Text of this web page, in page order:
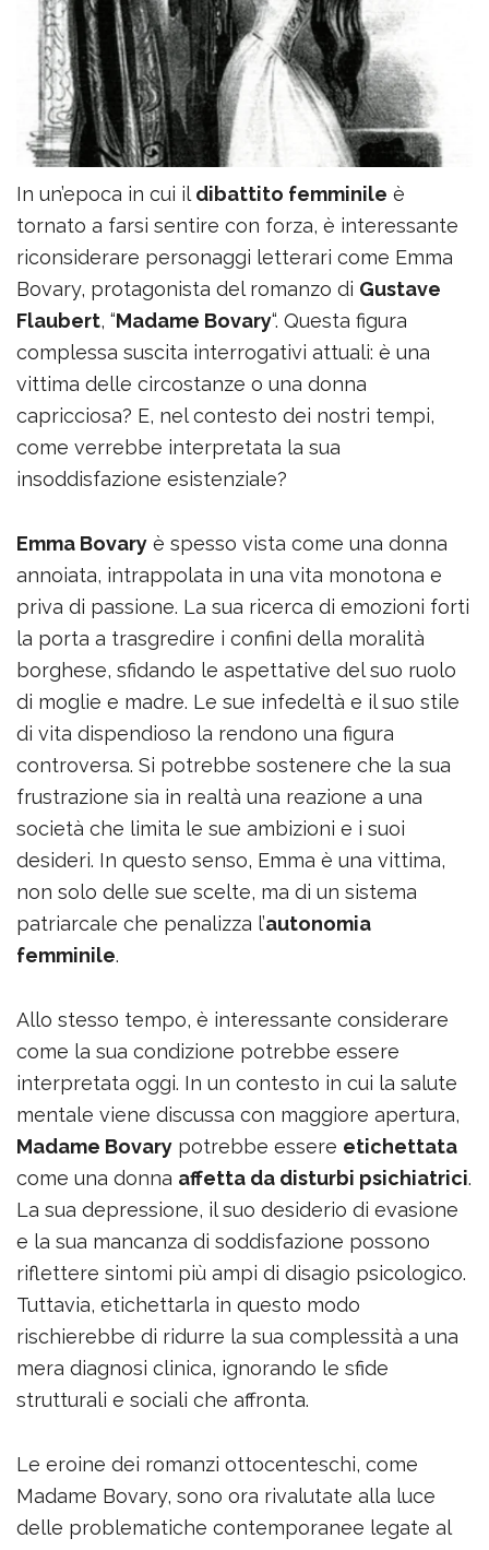
In un’epoca in cui il dibattito femminile è
tornato a farsi sentire con forza, è interessante
riconsiderare personaggi letterari come Emma
Bovary, protagonista del romanzo di Gustave
Flaubert, “Madame Bovary“. Questa figura
complessa suscita interrogativi attuali: è una
vittima delle circostanze o una donna
capricciosa? E, nel contesto dei nostri tempi,
come verrebbe interpretata la sua
insoddisfazione esistenziale?
Emma Bovary è spesso vista come una donna
annoiata, intrappolata in una vita monotona e
priva di passione. La sua ricerca di emozioni forti
la porta a trasgredire i confini della moralità
borghese, sfidando le aspettative del suo ruolo
di moglie e madre. Le sue infedeltà e il suo stile
di vita dispendioso la rendono una figura
controversa. Si potrebbe sostenere che la sua
frustrazione sia in realtà una reazione a una
società che limita le sue ambizioni e i suoi
desideri. In questo senso, Emma è una vittima,
non solo delle sue scelte, ma di un sistema
patriarcale che penalizza l’autonomia
femminile.
Allo stesso tempo, è interessante considerare
come la sua condizione potrebbe essere
interpretata oggi. In un contesto in cui la salute
mentale viene discussa con maggiore apertura,
Madame Bovary potrebbe essere etichettata
come una donna affetta da disturbi psichiatrici.
La sua depressione, il suo desiderio di evasione
e la sua mancanza di soddisfazione possono
riflettere sintomi più ampi di disagio psicologico.
Tuttavia, etichettarla in questo modo
rischierebbe di ridurre la sua complessità a una
mera diagnosi clinica, ignorando le sfide
strutturali e sociali che affronta.
Le eroine dei romanzi ottocenteschi, come
Madame Bovary, sono ora rivalutate alla luce
delle problematiche contemporanee legate al